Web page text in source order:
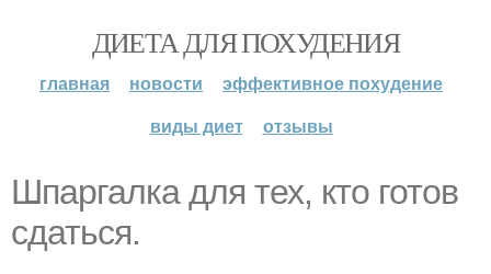
ДИЕТА ДЛЯ ПОХУДЕНИЯ
главная новости
эффективное похудение
виды диет
отзывы
Шпаргалка для тех, кто готов
сдаться.